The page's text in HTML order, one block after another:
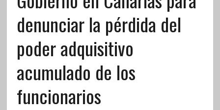
denunciar la pérdida del
poder adquisitivo
acumulado de los
funcionarios